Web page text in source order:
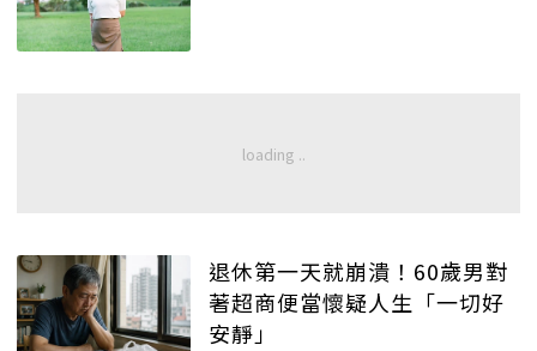
退休第一天就崩潰！60歲男對
著超商便當懷疑人生「一切好
安靜」